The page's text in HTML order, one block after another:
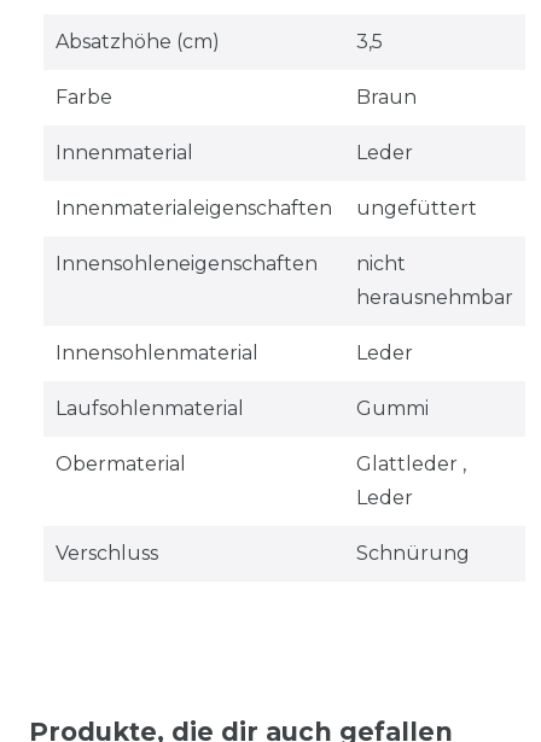
Absatzhöhe (cm) 3,5
Farbe Braun
Innenmaterial Leder
Innenmaterialeigenschaften ungefüttert
Innensohleneigenschaften
nicht
herausnehmbar
Innensohlenmaterial Leder
Laufsohlenmaterial Gummi
Obermaterial
Glattleder ,
Leder
Verschluss Schnürung
Produkte, die dir auch gefallen